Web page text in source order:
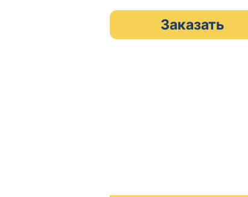
Заказать